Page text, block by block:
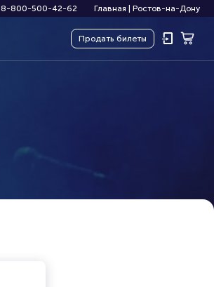
8-800-500-42-62 Главная Ростов-на-Дону
Продать билеты